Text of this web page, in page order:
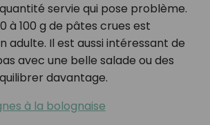
servie qui pose problème.
à 100 g de pâtes crues est
adulte. Il est aussi intéressant de
avec une belle salade ou des
davantage.
à la bolognaise